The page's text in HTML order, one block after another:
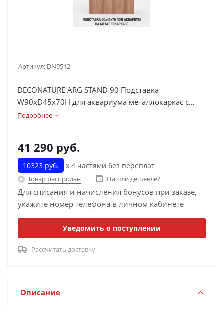
Артикул: DN9512
DECONATURE ARG STAND 90 Подставка
W90хD45х70H для аквариума металлокаркас с
отделкой WOOD
Подробнее
41 290 руб.
10323 руб. х 4 частями без переплат
Товар распродан Нашли дешевле?
Для списания и начисления бонусов при заказе,
укажите номер телефона в личном кабинете
Уведомить о поступлении
Рассчитать доставку
Описание